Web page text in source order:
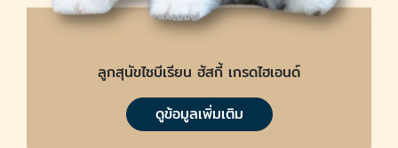
ลูกสุนัขไซบีเรียน ฮัสกี้ เกรดไฮเอนด์
ดูข้อมูลเพิ่มเติม